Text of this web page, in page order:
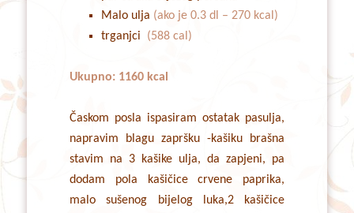
Malo ulja (ako je 0.3 dl – 270 kcal)
trganjci
(588 cal)
Ukupno: 1160 kcal
Časkom posla ispasiram ostatak pasulja,
napravim blagu zapršku -kašiku brašna
stavim na 3 kašike ulja, da zapjeni, pa
dodam pola kašičice crvene paprika,
malo sušenog bijelog luka,2 kašičice